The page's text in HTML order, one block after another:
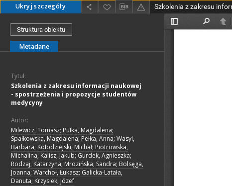
Ukryj szczegóły
Struktura obiektu
Metadane
Tytuł:
Szkolenia z zakresu informacji naukowej
- spostrzeżenia i propozycje studentów
medycyny
Autor:
Milewicz, Tomasz; Pułka, Magdalena;
Spałkowska, Magdalena; Pełka, Anna; Wasyl,
Barbara; Kołodziejski, Michał; Piotrowska,
Michalina; Kalisz, Jakub; Gurdek, Agnieszka;
Rodzaj, Katarzyna; Mrozińska, Sandra; Bolsęga,
Joanna; Warchoł, Łukasz; Galicka-Latała,
Danuta; Krzysiek, Józef